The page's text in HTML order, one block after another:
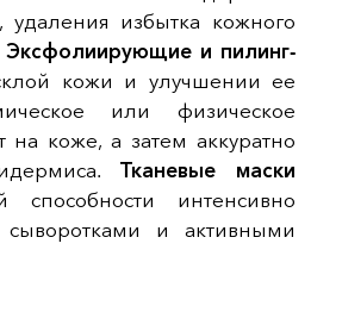
избытка кожного
Эксфолиирующие и пилинг-
кожи и улучшении ее
или физическое
на коже, а затем аккуратно
Тканевые маски
способности интенсивно
и активными